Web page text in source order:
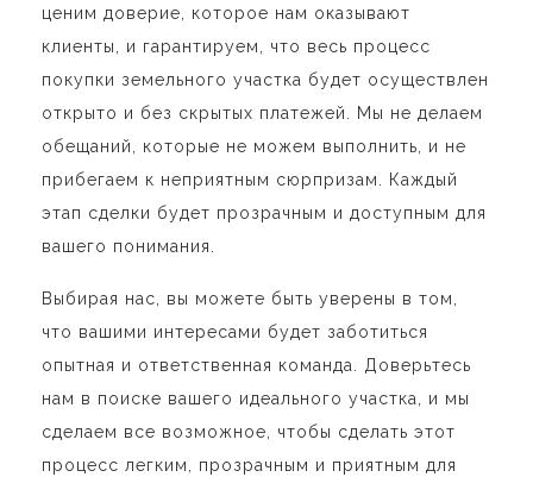
ценим доверие, которое нам оказывают
клиенты, и гарантируем, что весь процесс
покупки земельного участка будет осуществлен
открыто и без скрытых платежей. Мы не делаем
обещаний, которые не можем выполнить, и не
прибегаем к неприятным сюрпризам. Каждый
этап сделки будет прозрачным и доступным для
вашего понимания.
Выбирая нас, вы можете быть уверены в том,
что вашими интересами будет заботиться
опытная и ответственная команда. Доверьтесь
нам в поиске вашего идеального участка, и мы
сделаем все возможное, чтобы сделать этот
процесс легким, прозрачным и приятным для